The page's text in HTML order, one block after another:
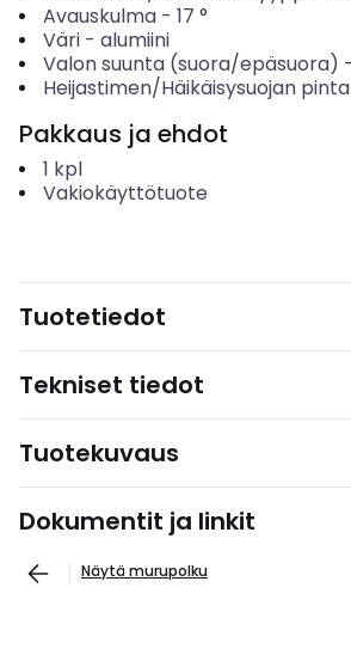
Avauskulma- 17 °
Väri- alumiini
Valon suunta (suora/epäsuora) -
Heijastimen/Häikäisysuojan pinta
Pakkaus ja ehdot
1 kpl
Vakiokäyttötuote
Tuotetiedot
Tekniset tiedot
Tuotekuvaus
Dokumentit ja linkit
Näytä murupolku